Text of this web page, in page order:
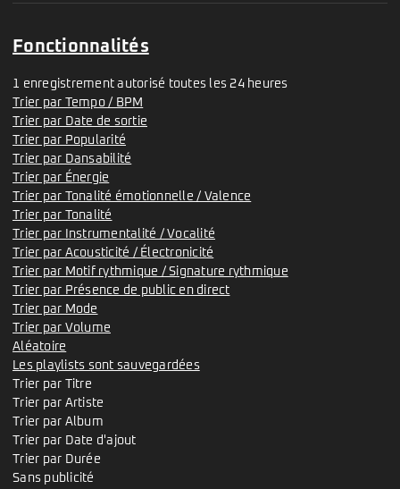
Fonctionnalités
1 enregistrement autorisé toutes les 24 heures
Trier par Tempo / BPM
Trier par Date de sortie
Trier par Popularité
Trier par Dansabilité
Trier par Énergie
Trier par Tonalité émotionnelle / Valence
Trier par Tonalité
Trier par Instrumentalité / Vocalité
Trier par Acousticité / Électronicité
Trier par Motif rythmique / Signature rythmique
Trier par Présence de public en direct
Trier par Mode
Trier par Volume
Aléatoire
Les playlists sont sauvegardées
Trier par Titre
Trier par Artiste
Trier par Album
Trier par Date d'ajout
Trier par Durée
Sans publicité